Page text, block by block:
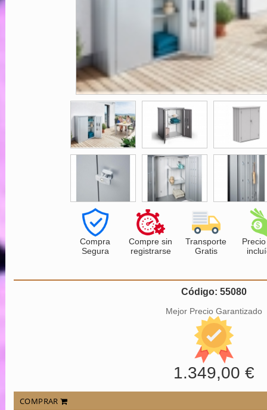
Compra
Segura
Compre sin
registrarse
Transporte
Gratis
Código: 55080
Mejor Precio Garantizado
1.349,00 €
COMPRAR